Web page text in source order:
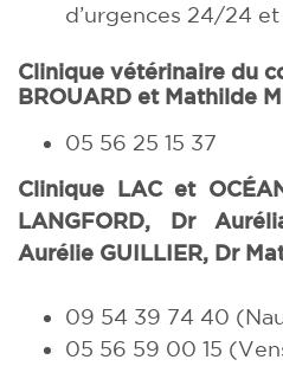
d’urgences 24/24
Clinique vétérinaire du
BROUARD et Mathilde
05 56 25 15 37
Clinique LAC et
LANGFORD, Dr
Aurélie GUILLIER, Dr
09 54 39 74 40
05 56 59 00 15